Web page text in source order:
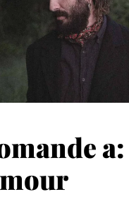
a: